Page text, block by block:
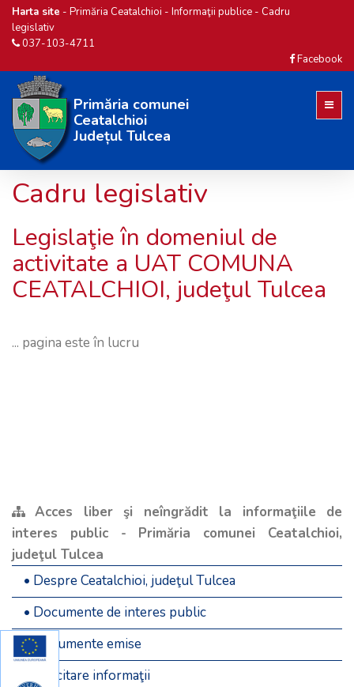
Harta site - Primăria Ceatalchioi - Informaţii publice - Cadru
legislativ
037-103-4711
Facebook
Primăria comunei
Ceatalchioi
Județul Tulcea
Cadru legislativ
Legislaţie în domeniul de
activitate a UAT COMUNA
CEATALCHIOI, judeţul Tulcea
... pagina este în lucru
Acces liber şi neîngrădit la informaţiile de
interes public - Primăria comunei Ceatalchioi,
judeţul Tulcea
• Despre Ceatalchioi, judeţul Tulcea
• Documente de interes public
• Documente emise
• Solicitare informaţii